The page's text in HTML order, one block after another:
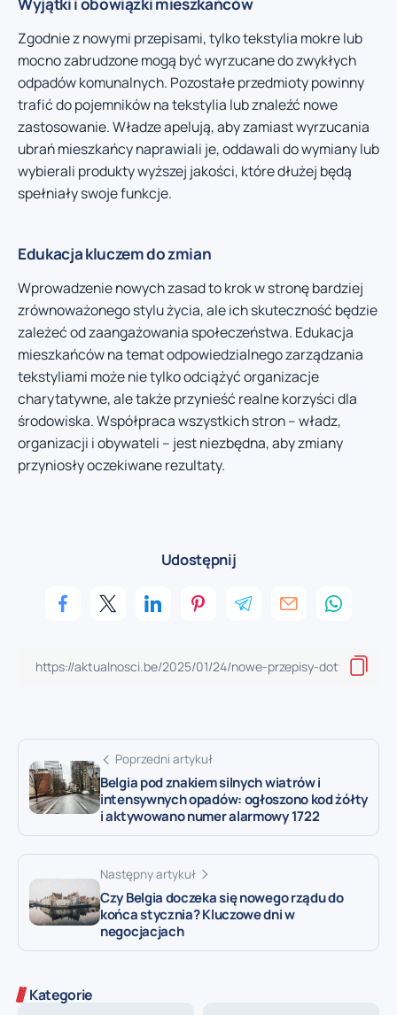
Wyjątki i obowiązki mieszkańców
Zgodnie z nowymi przepisami, tylko tekstylia mokre lub
mocno zabrudzone mogą być wyrzucane do zwykłych
odpadów komunalnych. Pozostałe przedmioty powinny
trafić do pojemników na tekstylia lub znaleźć nowe
zastosowanie. Władze apelują, aby zamiast wyrzucania
ubrań mieszkańcy naprawiali je, oddawali do wymiany lub
wybierali produkty wyższej jakości, które dłużej będą
spełniały swoje funkcje.
Edukacja kluczem do zmian
Wprowadzenie nowych zasad to krok w stronę bardziej
zrównoważonego stylu życia, ale ich skuteczność będzie
zależeć od zaangażowania społeczeństwa. Edukacja
mieszkańców na temat odpowiedzialnego zarządzania
tekstyliami może nie tylko odciążyć organizacje
charytatywne, ale także przynieść realne korzyści dla
środowiska. Współpraca wszystkich stron – władz,
organizacji i obywateli – jest niezbędna, aby zmiany
przyniosły oczekiwane rezultaty.
Udostępnij
Poprzedni artykuł
Belgia pod znakiem silnych wiatrów i
intensywnych opadów: ogłoszono kod żółty
i aktywowano numer alarmowy 1722
Następny artykuł
Czy Belgia doczeka się nowego rządu do
końca stycznia? Kluczowe dni w
negocjacjach
Kategorie